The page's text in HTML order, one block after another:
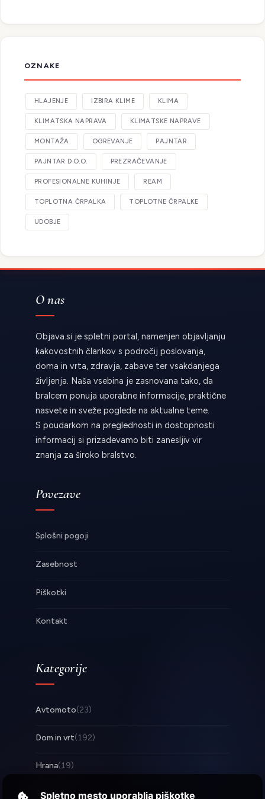
OZNAKE
HLAJENJE IZBIRA KLIME KLIMA
KLIMATSKA NAPRAVA KLIMATSKE NAPRAVE
MONTAŽA OGREVANJE PAJNTAR
PAJNTAR D.O.O. PREZRAČEVANJE
PROFESIONALNE KUHINJE REAM
TOPLOTNA ČRPALKA TOPLOTNE ČRPALKE
UDOBJE
O nas
Objava.si je spletni portal, namenjen objavljanju
kakovostnih člankov s področij poslovanja,
doma in vrta, zdravja, zabave ter vsakdanjega
življenja. Naša vsebina je zasnovana tako, da
bralcem ponuja uporabne informacije, praktične
nasvete in sveže poglede na aktualne teme.
S poudarkom na preglednosti in dostopnosti
informacij si prizadevamo biti zanesljiv vir
znanja za široko bralstvo.
Povezave
Splošni pogoji
Zasebnost
Piškotki
Kontakt
Kategorije
Avtomoto(23)
Dom in vrt(192)
Hrana(19)
Posel(253)
Spletno mesto uporablja piškotke